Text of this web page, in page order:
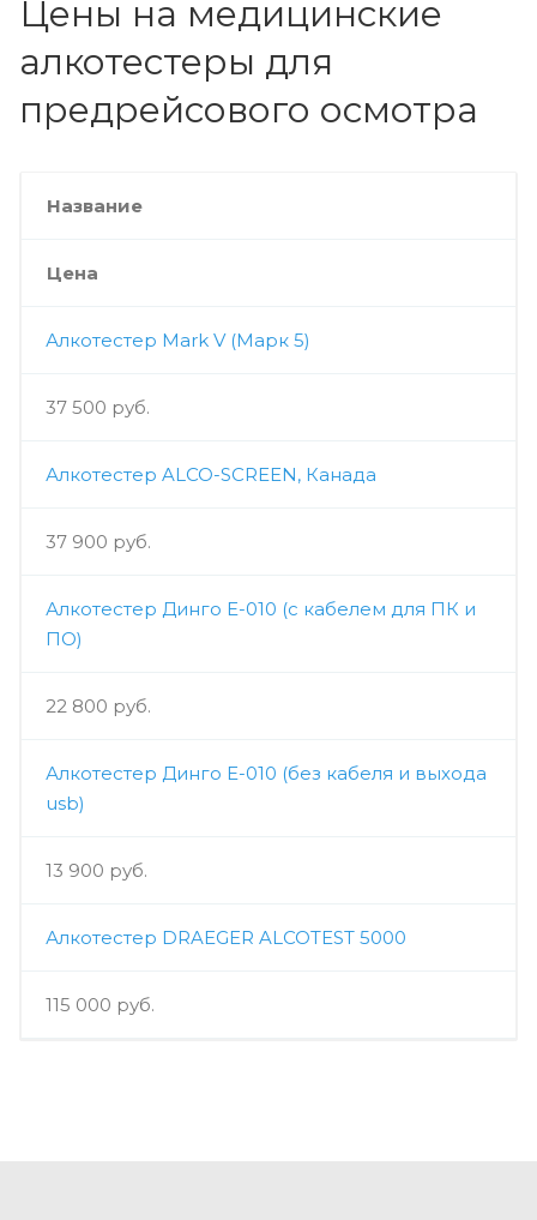
Цены на медицинские
алкотестеры для
предрейсового осмотра
Название
Цена
Алкотестер Mark V (Марк 5)
37 500 руб.
Алкотестер ALCO-SCREEN, Канада
37 900 руб.
Алкотестер Динго Е-010 (с кабелем для ПК и
ПО)
22 800 руб.
Алкотестер Динго Е-010 (без кабеля и выхода
usb)
13 900 руб.
Алкотестер DRAEGER ALCOTEST 5000
115 000 руб.